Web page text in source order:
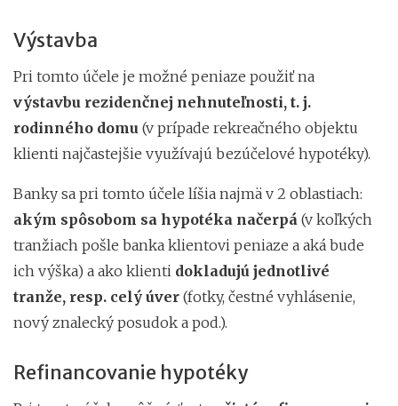
Výstavba
Pri tomto účele je možné peniaze použiť na
výstavbu rezidenčnej nehnuteľnosti, t. j.
rodinného domu (v prípade rekreačného objektu
klienti najčastejšie využívajú bezúčelové hypotéky).
Banky sa pri tomto účele líšia najmä v 2 oblastiach:
akým spôsobom sa hypotéka načerpá (v koľkých
tranžiach pošle banka klientovi peniaze a aká bude
ich výška) a ako klienti dokladujú jednotlivé
tranže, resp. celý úver (fotky, čestné vyhlásenie,
nový znalecký posudok a pod.).
Refinancovanie hypotéky